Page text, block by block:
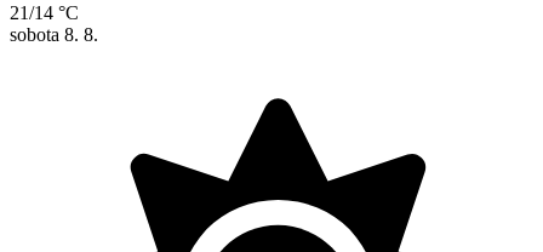
21/14 °C
sobota 8. 8.